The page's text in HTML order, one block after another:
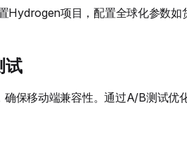
Hydrogen项目，配置全球化参数如
试
保移动端兼容性。通过A/B测试优